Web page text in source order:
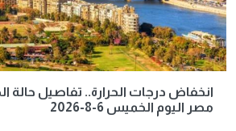
انخفاض درجات الحرارة.. تفاصيل
مصر اليوم الخميس 6-8-2026